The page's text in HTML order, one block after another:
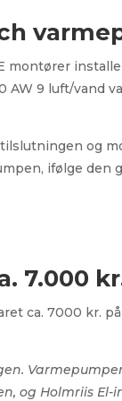
montører
AW 9 luft/vand
og
ifølge den
7.000
ca. 7000 kr.
og Holmriis